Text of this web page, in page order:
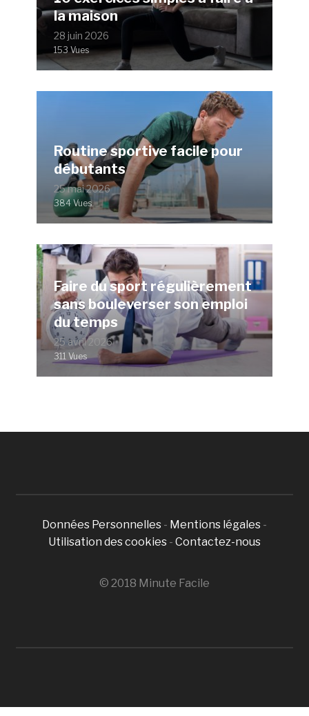
la maison
28 juin 2026
153 Vues
Routine sportive facile pour
débutants
25 mai 2026
384 Vues
Faire du sport régulièrement
sans bouleverser son emploi
du temps
25 avril 2026
311 Vues
Données Personnelles - Mentions légales -
Utilisation des cookies - Contactez-nous
© 2018 Minute Facile